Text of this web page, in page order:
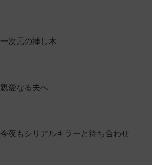
一次元の挿し木
親愛なる夫へ
今夜もシリアルキラーと待ち合わせ